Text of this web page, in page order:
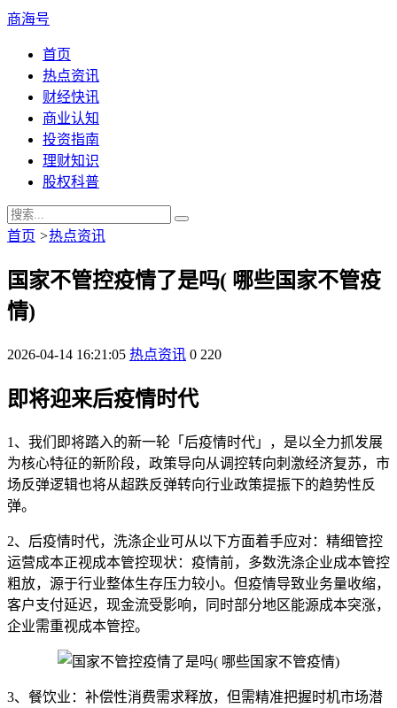
商海号
首页
热点资讯
财经快讯
商业认知
投资指南
理财知识
股权科普
首页 >热点资讯
国家不管控疫情了是吗( 哪些国家不管疫
情)
2026-04-14 16:21:05 热点资讯 0 220
即将迎来后疫情时代
1、我们即将踏入的新一轮「后疫情时代」，是以全力抓发展
为核心特征的新阶段，政策导向从调控转向刺激经济复苏，市
场反弹逻辑也将从超跌反弹转向行业政策提振下的趋势性反
弹。
2、后疫情时代，洗涤企业可从以下方面着手应对：精细管控
运营成本正视成本管控现状：疫情前，多数洗涤企业成本管控
粗放，源于行业整体生存压力较小。但疫情导致业务量收缩，
客户支付延迟，现金流受影响，同时部分地区能源成本突涨，
企业需重视成本管控。
3、餐饮业：补偿性消费需求释放，但需精准把握时机市场潜